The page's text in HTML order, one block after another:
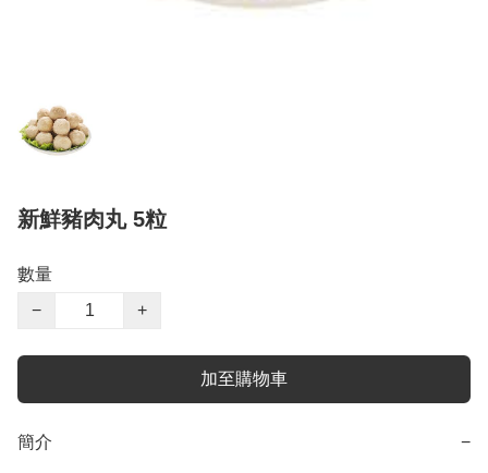
新鮮豬肉丸 5粒
數量
−
+
加至購物車
簡介 −